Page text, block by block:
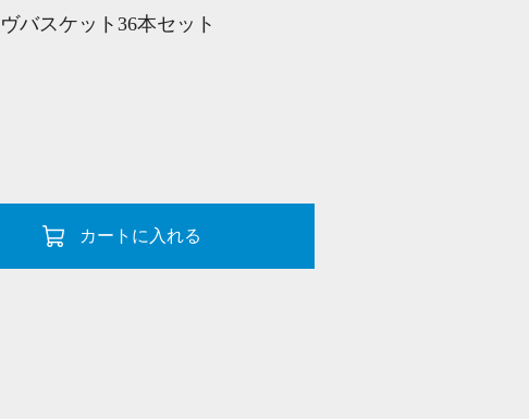
バスケット36本セット
カートに入れる